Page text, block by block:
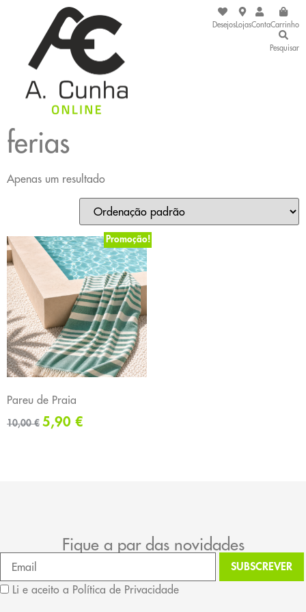
DesejosLojasContaCarrinho
Pesquisar
ferias
Apenas um resultado
Promoção!
Pareu de Praia
10,00€ 5,90 €
Fique a par das novidades
Li e aceito a Política de Privacidade